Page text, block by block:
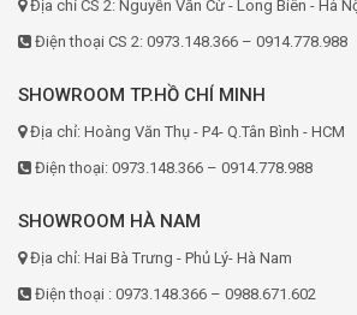
Địa chỉ CS 2: Nguyễn Văn Cừ - Long Biên - Hà
Điện thoại CS 2: 0973.148.366 – 0914.778.988
SHOWROOM TP.HỒ CHÍ MINH
Địa chỉ: Hoàng Văn Thụ - P4- Q.Tân Bình - HCM
Điện thoại: 0973.148.366 – 0914.778.988
SHOWROOM HÀ NAM
Địa chỉ: Hai Bà Trưng - Phủ Lý- Hà Nam
Điện thoại : 0973.148.366 – 0988.671.602